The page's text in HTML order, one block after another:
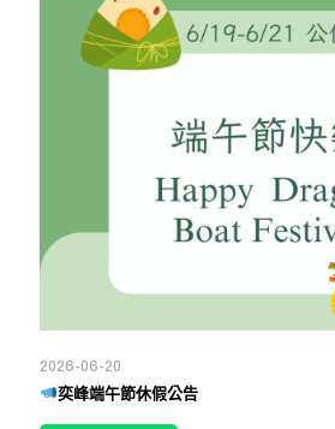
2026-06-20
奕峰端午節休假公告